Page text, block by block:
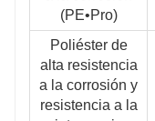
(PE•Pro)
Poliéster de
alta resistencia
a la corrosión y
resistencia a la